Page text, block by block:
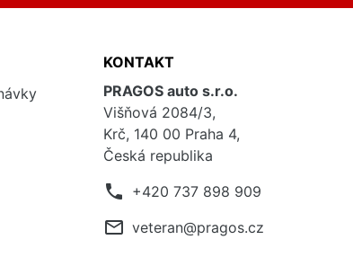
KONTAKT
PRAGOS auto s.r.o.
Višňová 2084/3,
Krč, 140 00 Praha 4,
Česká republika
phone +420 737 898 909
mail_outline veteran@pragos.cz